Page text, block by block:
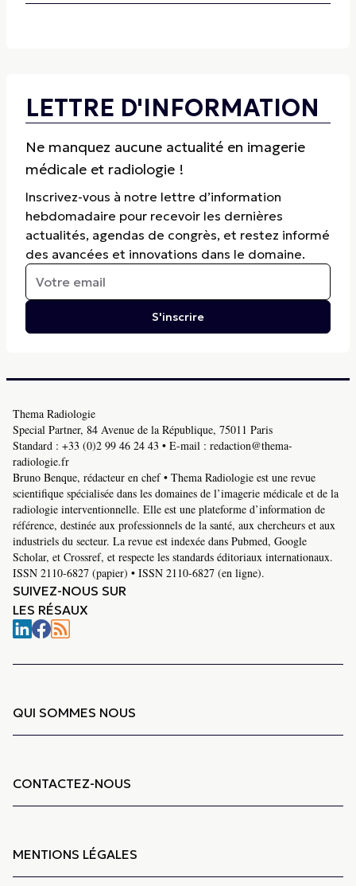
LETTRE D'INFORMATION
Ne manquez aucune actualité en imagerie
médicale et radiologie !
Inscrivez-vous à notre lettre d’information
hebdomadaire pour recevoir les dernières
actualités, agendas de congrès, et restez informé
des avancées et innovations dans le domaine.
S'inscrire
Thema Radiologie
Special Partner, 84 Avenue de la République, 75011 Paris
Standard : +33 (0)2 99 46 24 43 • E-mail : redaction@thema-
radiologie.fr
Bruno Benque, rédacteur en chef • Thema Radiologie est une revue
scientifique spécialisée dans les domaines de l’imagerie médicale et de la
radiologie interventionnelle. Elle est une plateforme d’information de
référence, destinée aux professionnels de la santé, aux chercheurs et aux
industriels du secteur. La revue est indexée dans Pubmed, Google
Scholar, et Crossref, et respecte les standards éditoriaux internationaux.
ISSN 2110-6827 (papier) • ISSN 2110-6827 (en ligne).
SUIVEZ-NOUS SUR
LES RÉSAUX
QUI SOMMES NOUS
CONTACTEZ-NOUS
MENTIONS LÉGALES